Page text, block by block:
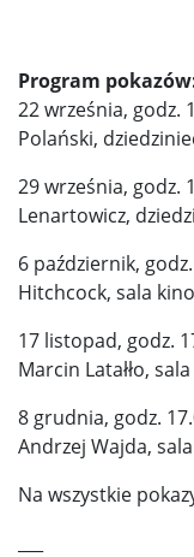
Program
22 września, godz.
Polański,
29 września, godz.
Lenartowicz,
6 październik,
Hitchcock, sala
17 listopad, godz.
Marcin Latałło,
8 grudnia, godz.
Andrzej Wajda,
Na wszystkie